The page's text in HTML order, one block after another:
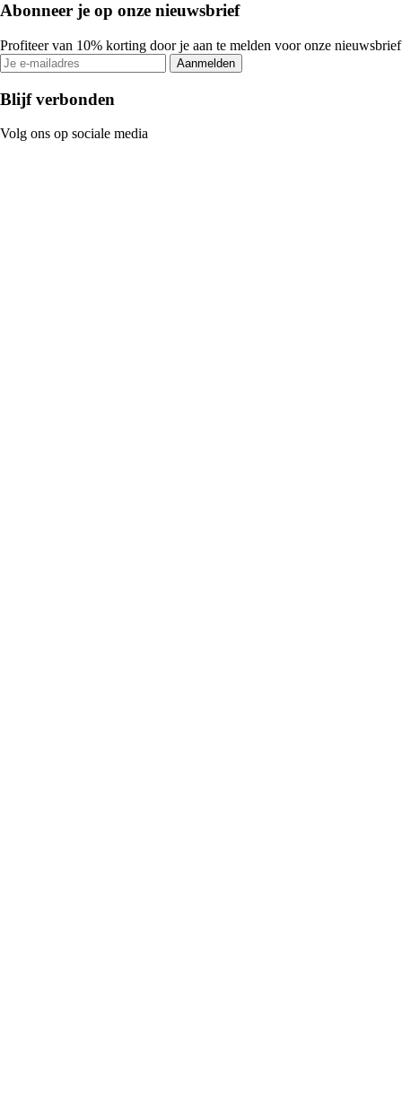
Abonneer je op onze nieuwsbrief
Profiteer van 10% korting door je aan te melden voor onze nieuwsbrief
Aanmelden
Blijf verbonden
Volg ons op sociale media